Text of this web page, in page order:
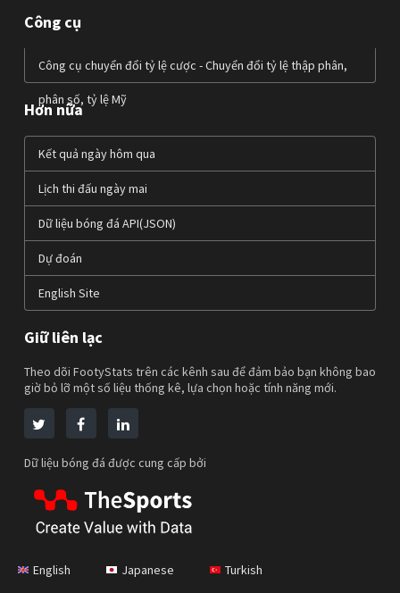
Công cụ
Công cụ chuyển đổi tỷ lệ cược - Chuyển đổi tỷ lệ thập phân,
phân số, tỷ lệ Mỹ
Hơn nữa
Kết quả ngày hôm qua
Lịch thi đấu ngày mai
Dữ liệu bóng đá API(JSON)
Dự đoán
English Site
Giữ liên lạc
Theo dõi FootyStats trên các kênh sau để đảm bảo bạn không bao
giờ bỏ lỡ một số liệu thống kê, lựa chọn hoặc tính năng mới.
Dữ liệu bóng đá được cung cấp bởi
English Japanese Turkish